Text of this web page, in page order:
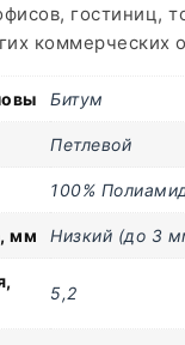
гостиниц,
коммерческих
Битум
Петлевой
100%
мм Низкий (до 3
5,2